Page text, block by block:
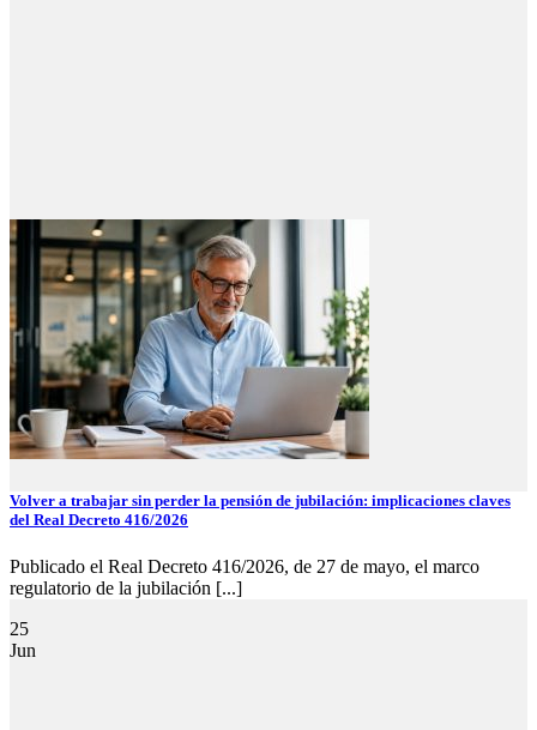
Volver a trabajar sin perder la pensión de jubilación: implicaciones claves
del Real Decreto 416/2026
Publicado el Real Decreto 416/2026, de 27 de mayo, el marco
regulatorio de la jubilación [...]
25
Jun